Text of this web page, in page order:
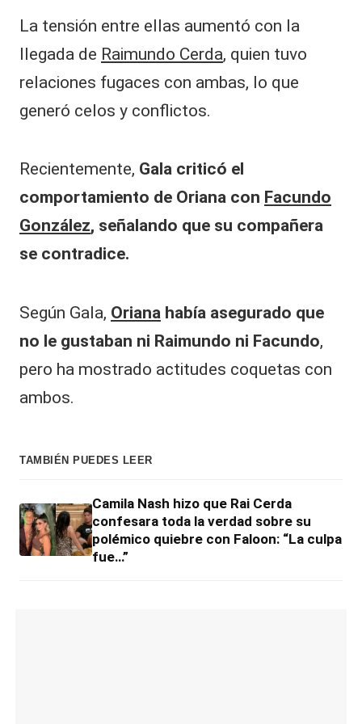
La tensión entre ellas aumentó con la
llegada de Raimundo Cerda, quien tuvo
relaciones fugaces con ambas, lo que
generó celos y conflictos.
Recientemente, Gala criticó el
comportamiento de Oriana con Facundo
González, señalando que su compañera
se contradice.
Según Gala, Oriana había asegurado que
no le gustaban ni Raimundo ni Facundo,
pero ha mostrado actitudes coquetas con
ambos.
TAMBIÉN PUEDES LEER
Camila Nash hizo que Rai Cerda
confesara toda la verdad sobre su
polémico quiebre con Faloon: “La culpa
fue…”